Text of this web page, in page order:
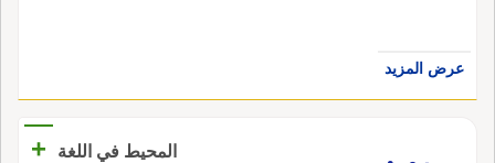
عرض المزيد
المحيط في اللغة
+